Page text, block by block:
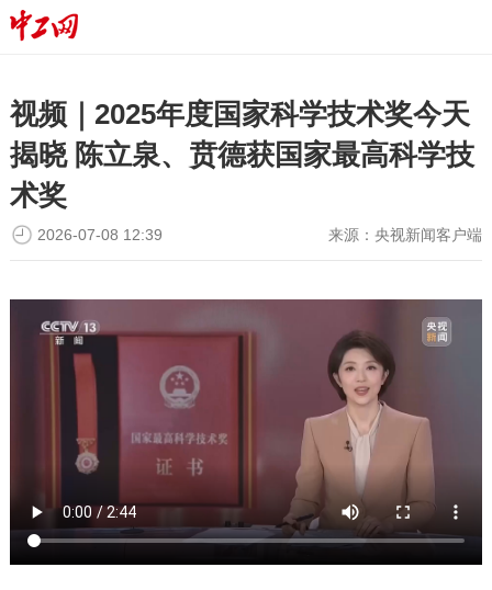
视频｜2025年度国家科学技术奖今天
揭晓 陈立泉、贲德获国家最高科学技
术奖
来源：央视新闻客户端
2026-07-08 12:39